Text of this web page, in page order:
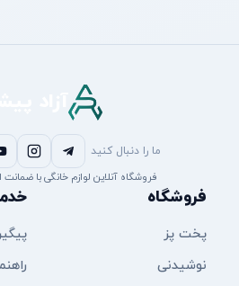
ما را دنبال کنید
فروشگاه آنلاین لوازم خانگی با
فروشگاه
پخت پز
نوشیدنی